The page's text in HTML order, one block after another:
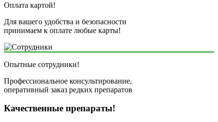
Оплата картой!
Для вашего удобства и безопасности
принимаем к оплате любые карты!
Опытные сотрудники!
Профессиональное консультирование,
оперативный заказ редких препаратов
Качественные препараты!